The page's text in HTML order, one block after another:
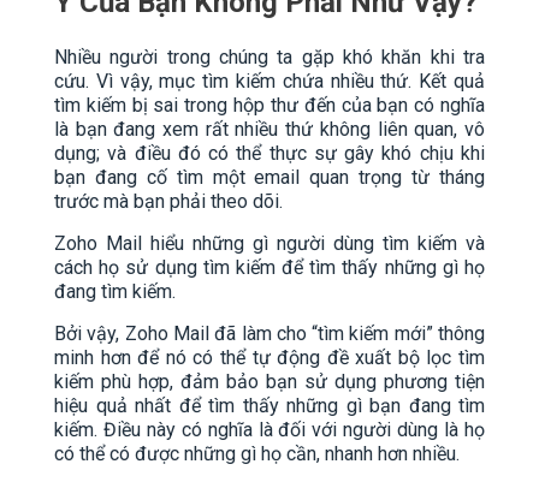
Nhiều người trong chúng ta gặp khó khăn khi tra
cứu. Vì vậy, mục tìm kiếm chứa nhiều thứ. Kết quả
tìm kiếm bị sai trong hộp thư đến của bạn có nghĩa
là bạn đang xem rất nhiều thứ không liên quan, vô
dụng; và điều đó có thể thực sự gây khó chịu khi
bạn đang cố tìm một email quan trọng từ tháng
trước mà bạn phải theo dõi.
Zoho Mail hiểu những gì người dùng tìm kiếm và
cách họ sử dụng tìm kiếm để tìm thấy những gì họ
đang tìm kiếm.
Bởi vậy, Zoho Mail đã làm cho “tìm kiếm mới” thông
minh hơn để nó có thể tự động đề xuất bộ lọc tìm
kiếm phù hợp, đảm bảo bạn sử dụng phương tiện
hiệu quả nhất để tìm thấy những gì bạn đang tìm
kiếm. Điều này có nghĩa là đối với người dùng là họ
có thể có được những gì họ cần, nhanh hơn nhiều.